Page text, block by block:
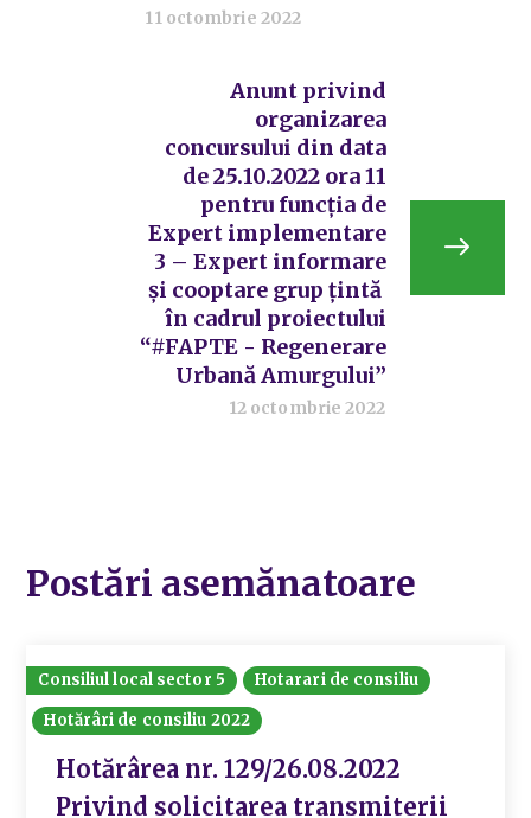
11 octombrie 2022
Anunt privind
organizarea
concursului din data
de 25.10.2022 ora 11
pentru funcția de
Expert implementare
3 – Expert informare
și cooptare grup țintă
în cadrul proiectului
“#FAPTE - Regenerare
Urbană Amurgului”
12 octombrie 2022
Postări asemănatoare
Consiliul local sector 5
Hotarari de consiliu
Hotărâri de consiliu 2022
Hotărârea nr. 129/26.08.2022
Privind solicitarea transmiterii